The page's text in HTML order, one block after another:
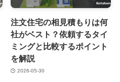
注文住宅の相見積もりは何
社がベスト？依頼するタイ
ミングと比較するポイント
を解説
2026-05-30